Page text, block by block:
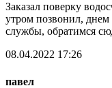
Заказал поверку
утром позвонил, днем
службы, обратимся
08.04.2022 17:26
павел